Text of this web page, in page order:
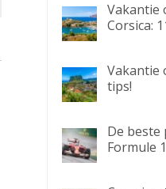
Vakantie
Corsica:
Vakantie
tips!
De beste
Formule